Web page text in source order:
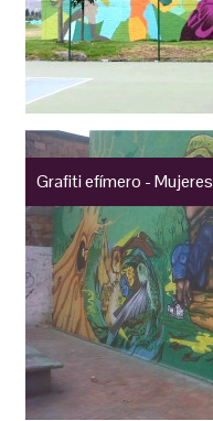
Grafiti efímero - Mujeres